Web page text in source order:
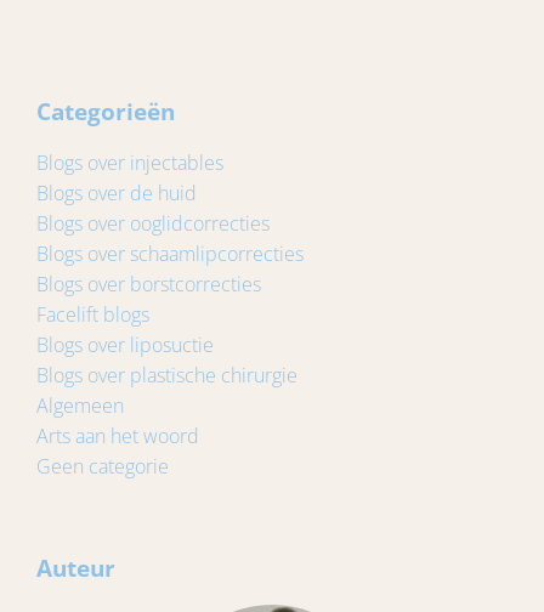
Categorieën
Blogs over injectables
Blogs over de huid
Blogs over ooglidcorrecties
Blogs over schaamlipcorrecties
Blogs over borstcorrecties
Facelift blogs
Blogs over liposuctie
Blogs over plastische chirurgie
Algemeen
Arts aan het woord
Geen categorie
Auteur